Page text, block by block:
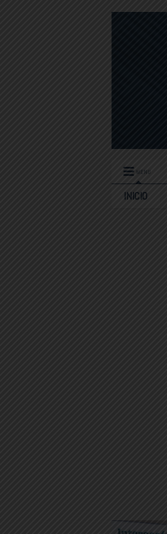
MENU
INICIO